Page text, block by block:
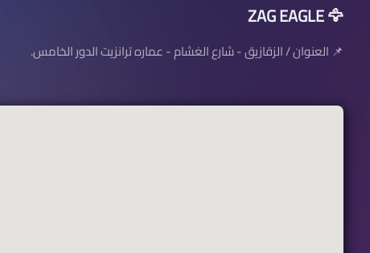
🦅 ZAG EAGLE
📌 العنوان / الزقازيق - شارع الغشام - عماره ترانزيت الدور الخامس.